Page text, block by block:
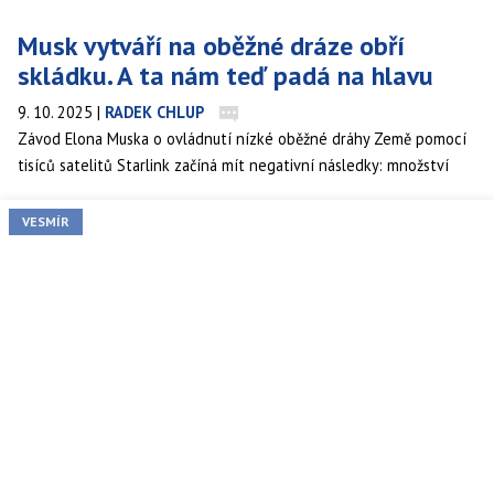
Musk vytváří na oběžné dráze obří
skládku. A ta nám teď padá na hlavu
9. 10. 2025 | RADEK CHLUP
Závod Elona Muska o ovládnutí nízké oběžné dráhy Země pomocí
tisíců satelitů Starlink začíná mít negativní následky: množství
Zemi.
VESMÍR